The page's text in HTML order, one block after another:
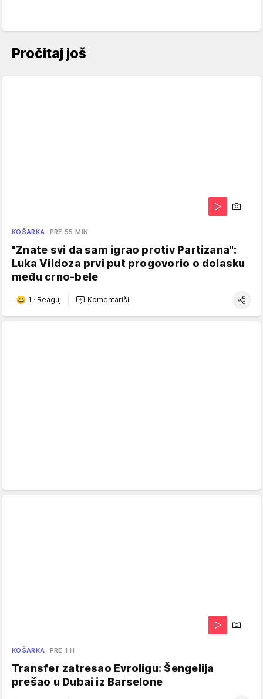
Pročitaj još
KOŠARKA PRE 55 MIN
"Znate svi da sam igrao protiv Partizana":
Luka Vildoza prvi put progovorio o dolasku
među crno-bele
1 · Reaguj Komentariši
KOŠARKA PRE 1 H
Transfer zatresao Evroligu: Šengelija
prešao u Dubai iz Barselone